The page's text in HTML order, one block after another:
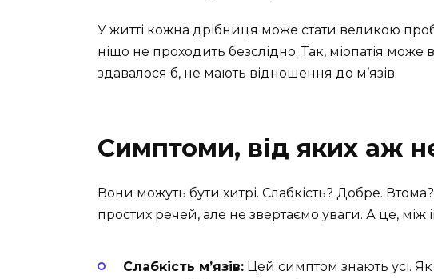
У житті кожна дрібниця може стати великою
ніщо не проходить безслідно. Так, міопатія може
здавалося б, не мають відношення до м’язів.
Симптоми, від яких аж
Вони можуть бути хитрі. Слабкість? Добре.
простих речей, але не звертаємо уваги. А це,
Слабкість м’язів: Цей симптом знають усі. Як